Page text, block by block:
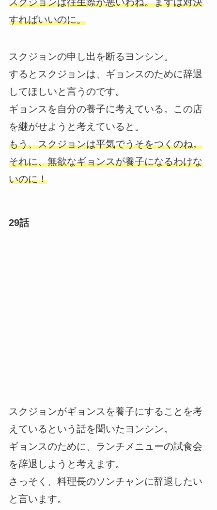
すればいいのに。
スクジョンの申し出を断るヨンシン。
するとスクジョンは、ギョンスのために辞退
してほしいと言うのです。
ギョンスを自分の養子に考えている。この店
を継がせようと考えていると。
もう、スクジョンは平気でうそをつくのね。
それに、無欲なギョンスが養子になるわけな
いのに！
29話
スクジョンがギョンスを養子にすることを考
えているという話を聞いたヨンシン。
ギョンスのために、ランチメニューの試食会
を辞退しようと考えます。
さっそく、料理長のソンチャンに辞退したい
と言います。